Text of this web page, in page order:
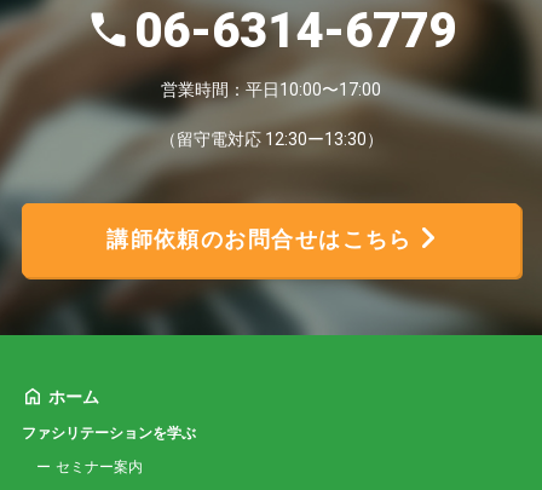
06-6314-6779
営業時間：平日10:00〜17:00
（留守電対応 12:30ー13:30）
講師依頼のお問合せはこちら
ホーム
ファシリテーションを学ぶ
セミナー案内